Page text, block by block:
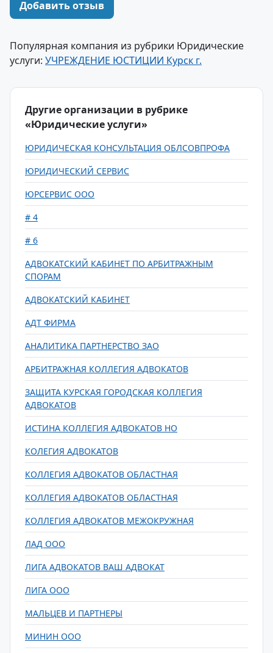
Добавить отзыв
Популярная компания из рубрики Юридические
услуги: УЧРЕЖДЕНИЕ ЮСТИЦИИ Курск г.
Другие организации в рубрике
«Юридические услуги»
ЮРИДИЧЕСКАЯ КОНСУЛЬТАЦИЯ ОБЛСОВПРОФА
ЮРИДИЧЕСКИЙ СЕРВИС
ЮРСЕРВИС ООО
# 4
# 6
АДВОКАТСКИЙ КАБИНЕТ ПО АРБИТРАЖНЫМ
СПОРАМ
АДВОКАТСКИЙ КАБИНЕТ
АДТ ФИРМА
АНАЛИТИКА ПАРТНЕРСТВО ЗАО
АРБИТРАЖНАЯ КОЛЛЕГИЯ АДВОКАТОВ
ЗАЩИТА КУРСКАЯ ГОРОДСКАЯ КОЛЛЕГИЯ
АДВОКАТОВ
ИСТИНА КОЛЛЕГИЯ АДВОКАТОВ НО
КОЛЕГИЯ АДВОКАТОВ
КОЛЛЕГИЯ АДВОКАТОВ ОБЛАСТНАЯ
КОЛЛЕГИЯ АДВОКАТОВ ОБЛАСТНАЯ
КОЛЛЕГИЯ АДВОКАТОВ МЕЖОКРУЖНАЯ
ЛАД ООО
ЛИГА АДВОКАТОВ ВАШ АДВОКАТ
ЛИГА ООО
МАЛЬЦЕВ И ПАРТНЕРЫ
МИНИН ООО